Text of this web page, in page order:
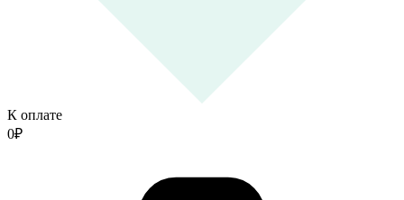
К оплате
0₽